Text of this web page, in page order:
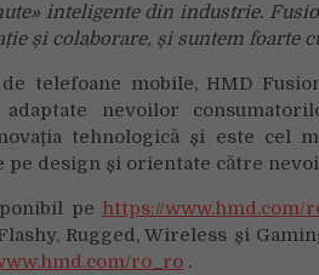
inteligente din industrie.
și colaborare, și suntem foarte
telefoane mobile, HMD
nevoilor
tehnologică și este cel
pe design și orientate către
pe https://www.hmd.com/
Rugged, Wireless și
ro_ro .